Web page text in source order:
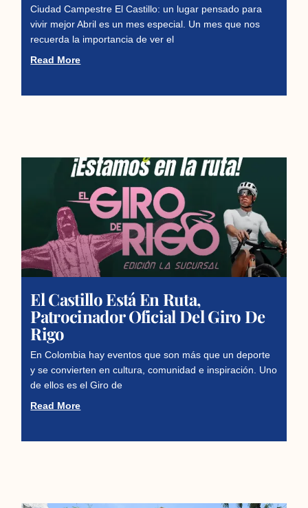
Ciudad Campestre El Castillo: un lugar pensado para
vivir mejor Abril es un mes especial. Un mes que nos
recuerda la importancia de ver el
Read More
El Castillo Está En Ruta,
Patrocinador Oficial Del Giro De
Rigo
En Colombia hay eventos que son más que un deporte
y se convierten en cultura, comunidad e inspiración. Uno
de ellos es el Giro de
Read More